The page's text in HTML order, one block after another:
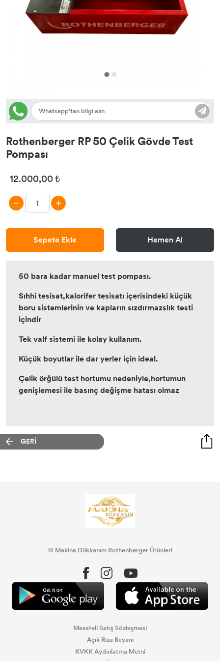
Rothenberger RP 50 Çelik Gövde Test
Pompası
12.000,00 ₺
Sepete Ekle Hemen Al
50 bara kadar manuel test pompası.
Sıhhi tesisat,kalorifer tesisatı içerisindeki küçük
boru sistemlerinin ve kapların sızdırmazslık testi
içindir
Tek valf sistemi ile kolay kullanım.
Küçük boyutlar ile dar yerler için ideal.
Çelik örğülü test hortumu nedeniyle,hortumun
genişlemesi ile basınç değişme hatası olmaz
GERİ
© Makina Dükkanım Rothenberger Ürünleri
Mesafeli Satış Sözleşmesi
Açık Rıza Beyanı
KVKK Aydınlatma Metni
Rothenberger Akustik Dinleme Cihazı